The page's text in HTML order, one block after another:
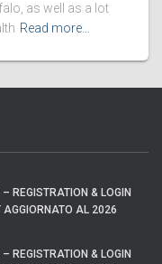
as well as a lot
Read more…
REGISTRATION & LOGIN
AGGIORNATO AL 2026
REGISTRATION & LOGIN